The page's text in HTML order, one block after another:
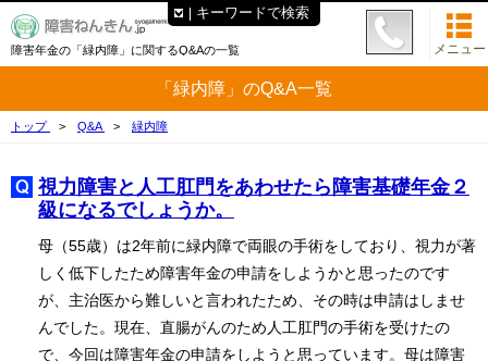
障害年金の「緑内障」に関するQ&Aの一覧 メニュー
「緑内障」のQ&A一覧
トップ Q&A 緑内障
視力障害と人工肛門をあわせたら障害基礎年金２
級になるでしょうか。
母（55歳）は2年前に緑内障で両眼の手術をしており、視力が著
しく低下したため障害年金の申請をしようかと思ったのです
が、主治医から難しいと言われたため、その時は申請はしませ
んでした。現在、直腸がんのため人工肛門の手術を受けたの
で、今回は障害年金の申請をしようと思っています。母は障害
キーワードで検索